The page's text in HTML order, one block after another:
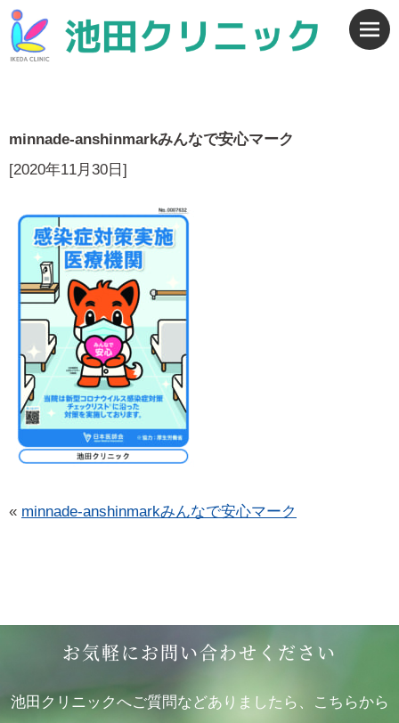
minnade-anshinmarkみんなで安心マーク
[2020年11月30日]
« minnade-anshinmarkみんなで安心マーク
お気軽にお問い合わせください
池田クリニックへご質問などありましたら、こちらから